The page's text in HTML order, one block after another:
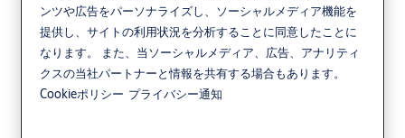
ンツや広告をパーソナライズし、ソーシャルメディア機能を
提供し、サイトの利用状況を分析することに同意したことに
なります。 また、当ソーシャルメディア、広告、アナリティ
クスの当社パートナーと情報を共有する場合もあります。
Cookieポリシー プライバシー通知